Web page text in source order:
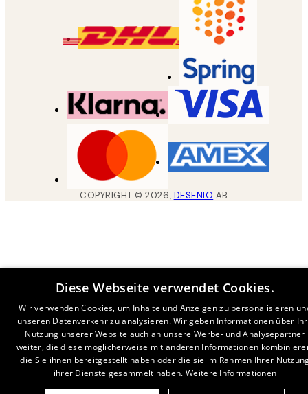
COPYRIGHT ©2026, DESENIO AB
Diese Webseite verwendet Cookies.
Wir verwenden Cookies, um Inhalte und Anzeigen zu personalisieren
unseren Datenverkehr zu analysieren. Wir geben Informationen über
Nutzung unserer Website auch an unsere Werbe- und Analysepartner
weiter, die diese möglicherweise mit anderen Informationen
die Sie ihnen bereitgestellt haben oder die sie im Rahmen Ihrer
ihrer Dienste gesammelt haben. Weitere Informationen